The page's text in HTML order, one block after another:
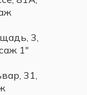
3,
1"
31,